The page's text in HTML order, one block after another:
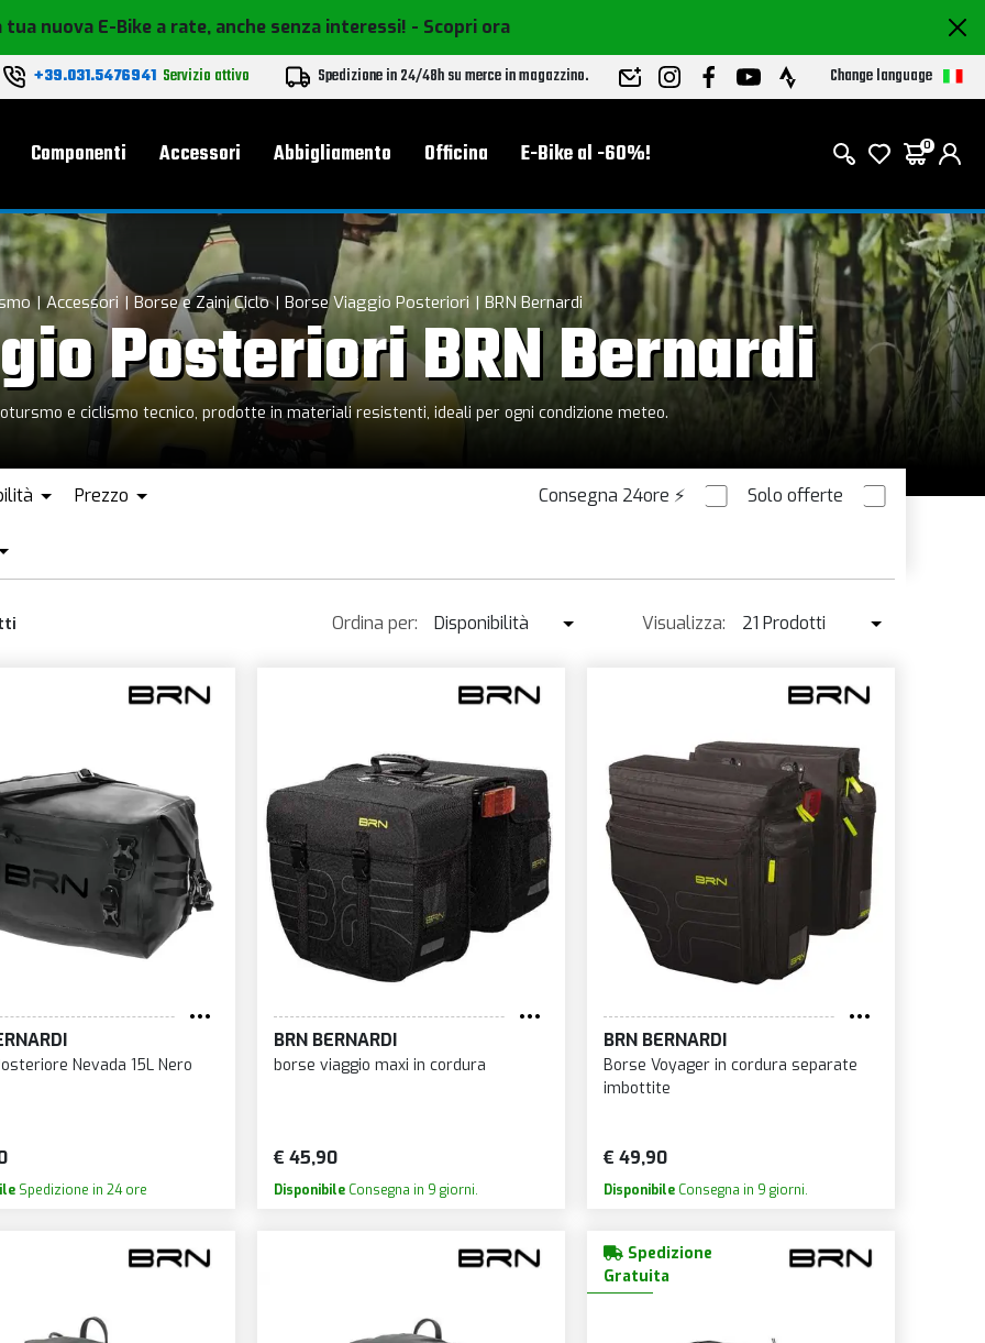
tua nuova E-Bike a rate, anche senza interessi! - Scopri ora
+39.031.5476941 Servizio attivo Spedizione in 24/48h su merce in magazzino. Change language
Componenti Accessori Abbigliamento Officina E-Bike al -60%! 0
Accessori Borse e Zaini Ciclo Borse Viaggio Posteriori BRN Bernardi
Posteriori BRN Bernardi
e ciclismo tecnico, prodotte in materiali resistenti, ideali per ogni condizione meteo.
Consegna 24ore ⚡ Solo offerte
Prezzo
Ordina per:
Disponibilità
Più venduto ↓
Prezzo ↓
Nome
Novità
Visualizza:
21 Prodotti
42 Prodotti
Nevada 15L Nero
Spedizione in 24 ore
BRN BERNARDI
borse viaggio maxi in cordura
€ 45,90
DisponibileConsegna in 9 giorni.
BRN BERNARDI
Borse Voyager in cordura separate
imbottite
€ 49,90
DisponibileConsegna in 9 giorni.
Spedizione
Gratuita